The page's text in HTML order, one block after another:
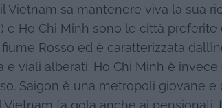
Vietnam sa mantenere viva la sua
e Ho Chi Minh sono le città preferite
Rosso ed è caratterizzata
e viali alberati. Ho Chi Minh è
Saigon è una metropoli giovane e
fa gola anche ai pensionati: